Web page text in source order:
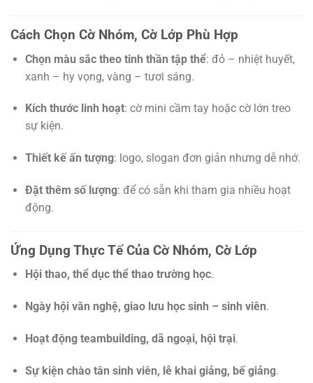
Cách Chọn Cờ Nhóm, Cờ Lớp Phù Hợp
Chọn màu sắc theo tinh thần tập thể: đỏ – nhiệt huyết,
xanh – hy vọng, vàng – tươi sáng.
Kích thước linh hoạt: cờ mini cầm tay hoặc cờ lớn treo
sự kiện.
Thiết kế ấn tượng: logo, slogan đơn giản nhưng dễ nhớ.
Đặt thêm số lượng: để có sẵn khi tham gia nhiều hoạt
động.
Ứng Dụng Thực Tế Của Cờ Nhóm, Cờ Lớp
Hội thao, thể dục thể thao trường học.
Ngày hội văn nghệ, giao lưu học sinh – sinh viên.
Hoạt động teambuilding, dã ngoại, hội trại.
Sự kiện chào tân sinh viên, lễ khai giảng, bế giảng.